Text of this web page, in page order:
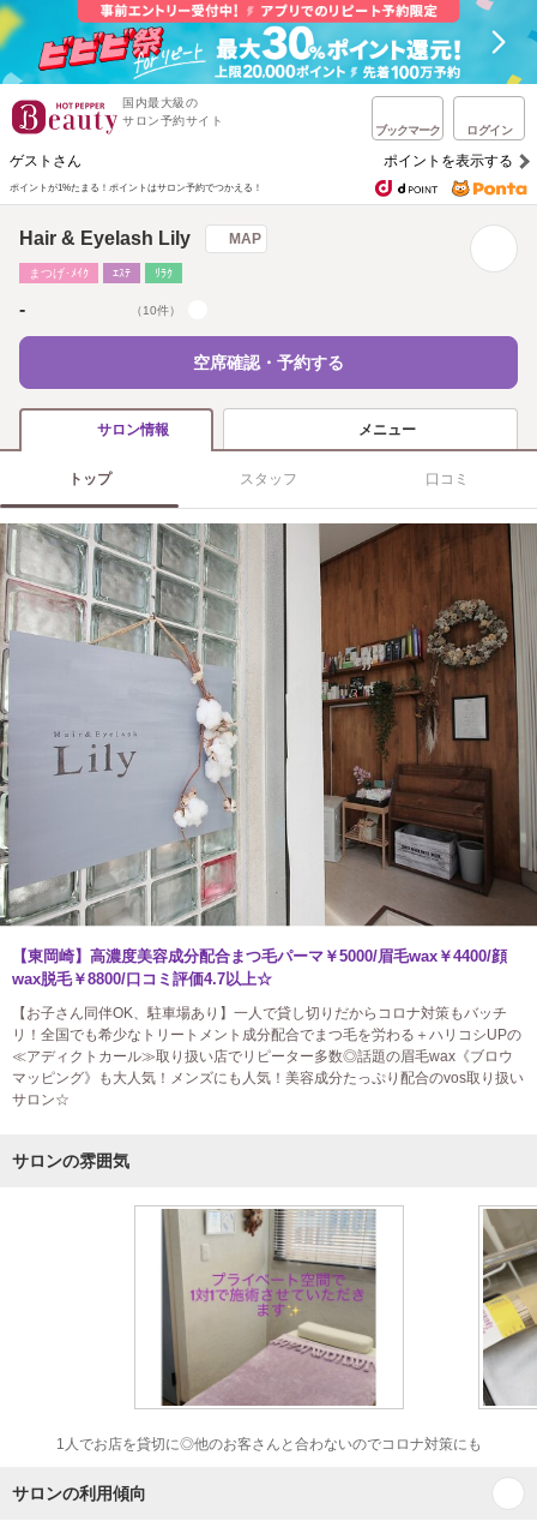
国内最大級の
サロン予約サイト
ブックマーク ログイン
ゲストさん ポイントを表示する
ポイントが1%たまる！ ポイントはサロン予約でつかえる！
Hair & Eyelash Lily MAP
まつげ･ﾒｲｸ ｴｽﾃ ﾘﾗｸ
- （10件）
空席確認・予約する
サロン情報 メニュー
トップ スタッフ 口コミ
【東岡崎】高濃度美容成分配合まつ毛パーマ￥5000/眉毛wax￥4400/顔
wax脱毛￥8800/口コミ評価4.7以上☆
【お子さん同伴OK、駐車場あり】一人で貸し切りだからコロナ対策もバッチ
リ！全国でも希少なトリートメント成分配合でまつ毛を労わる＋ハリコシUPの
≪アディクトカール≫取り扱い店でリピーター多数◎話題の眉毛wax《ブロウ
マッピング》も大人気！メンズにも人気！美容成分たっぷり配合のvos取り扱い
サロン☆
サロンの雰囲気
1人でお店を貸切に◎他のお客さんと合わないのでコロナ対策にも
サロンの利用傾向